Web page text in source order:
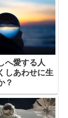
へ愛する人
しあわせに生
？